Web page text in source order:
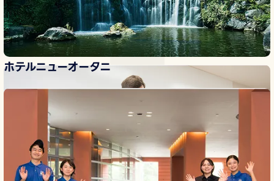
ホテル・観光業界で活躍するためのIT・AIリテラシーを学
び、業務の最適化や顧客対応の効率化、顧客満足度の向上な
ど、サービス向上につながるスキルを身につけます。
ホテルニューオータニ